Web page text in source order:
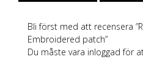
Bli först med att recensera
Embroidered patch”
Du måste vara inloggad för